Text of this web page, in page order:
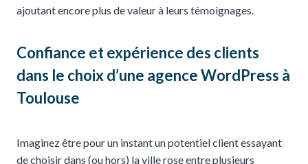
ajoutant encore plus de valeur à leurs témoignages.
Confiance etexpérience des clients
dans le choix d’une agence WordPress à
Toulouse
Imaginez être pour un instant un potentiel client essayant
de choisir dans (ou hors) la ville rose entre plusieurs